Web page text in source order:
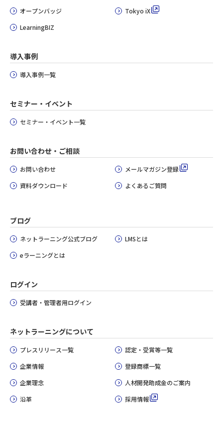
オープンバッジ
LearningBIZ
Tokyo iX
導入事例
導入事例一覧
セミナー・イベント
セミナー・イベント一覧
お問い合わせ・ご相談
お問い合わせ
資料ダウンロード
メールマガジン登録
よくあるご質問
ブログ
ネットラーニング公式ブログ
eラーニングとは
LMSとは
ログイン
受講者・管理者用ログイン
ネットラーニングについて
プレスリリース一覧
企業情報
企業理念
沿革
認定・受賞等一覧
登録商標一覧
人材開発助成金のご案内
採用情報